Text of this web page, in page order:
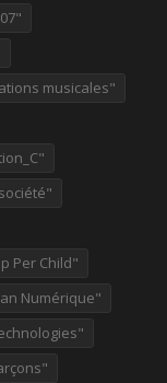
musicales"
Per Child"
Numérique"